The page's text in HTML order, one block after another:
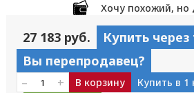
Хочу похожий, но
27 183 руб.
Купить
Вы перепродавец?
– + В корзину Купить в 1